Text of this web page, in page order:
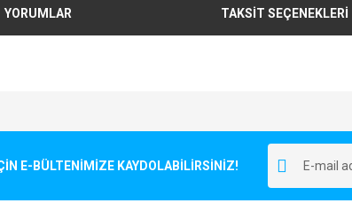
YORUMLAR TAKSİT SEÇENEKLERİ
E-BÜLTENİMİZE KAYDOLABİLİRSİNİZ!